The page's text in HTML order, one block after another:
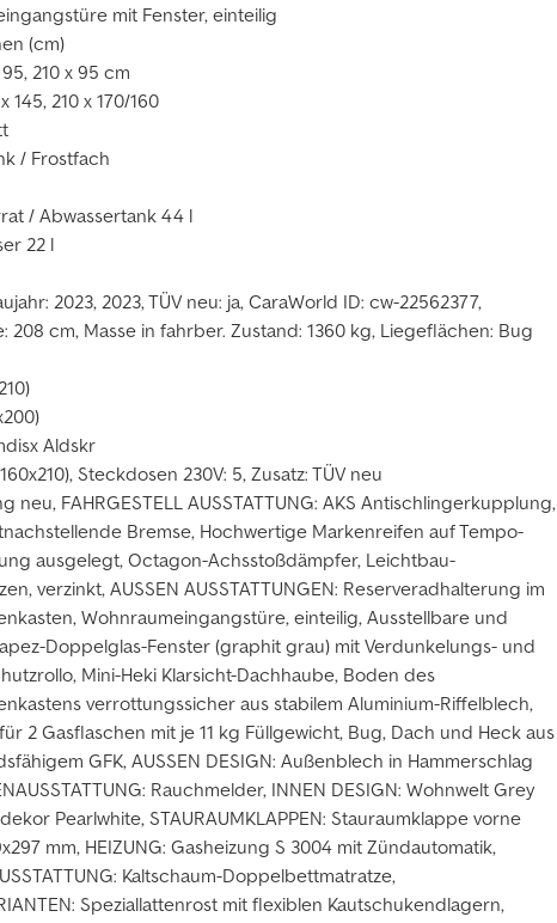
mit Fenster, einteilig
(cm)
210 x 95 cm
145, 210 x 170/160
/ Frostfach
/ Abwassertank 44 l
22 l
2023, 2023, TÜV neu: ja, CaraWorld ID: cw-22562377,
208 cm, Masse in fahrber. Zustand: 1360 kg, Liegeflächen: Bug
Aldskr
Steckdosen 230V: 5, Zusatz: TÜV neu
neu, FAHRGESTELL AUSSTATTUNG: AKS Antischlingerkupplung,
Bremse, Hochwertige Markenreifen auf Tempo-
ausgelegt, Octagon-Achsstoßdämpfer, Leichtbau-
verzinkt, AUSSEN AUSSTATTUNGEN: Reserveradhalterung im
Wohnraumeingangstüre, einteilig, Ausstellbare und
Doppelglas-Fenster (graphit grau) mit Verdunkelungs- und
Mini-Heki Klarsicht-Dachhaube, Boden des
verrottungssicher aus stabilem Aluminium-Riffelblech,
2 Gasflaschen mit je 11 kg Füllgewicht, Bug, Dach und Heck aus
GFK, AUSSEN DESIGN: Außenblech in Hammerschlag
Rauchmelder, INNEN DESIGN: Wohnwelt Grey
Pearlwhite, STAURAUMKLAPPEN: Stauraumklappe vorne
mm, HEIZUNG: Gasheizung S 3004 mit Zündautomatik,
Kaltschaum-Doppelbettmatratze,
Speziallattenrost mit flexiblen Kautschukendlagern,